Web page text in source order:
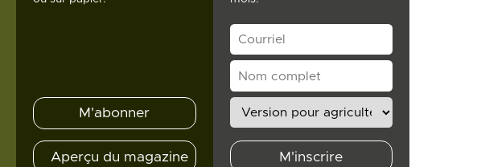
M'abonner
Aperçu du magazine M'inscrire